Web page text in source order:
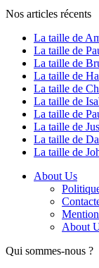
Nos articles récents
La taille de
La taille de
La taille de
La taille de
La taille de
La taille de
La taille de
La taille de
La taille de
La taille de
About Us
About
Qui sommes-nous ?